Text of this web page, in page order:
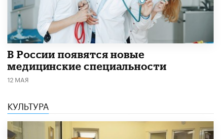
В России появятся новые
медицинские специальности
12 МАЯ
КУЛЬТУРА